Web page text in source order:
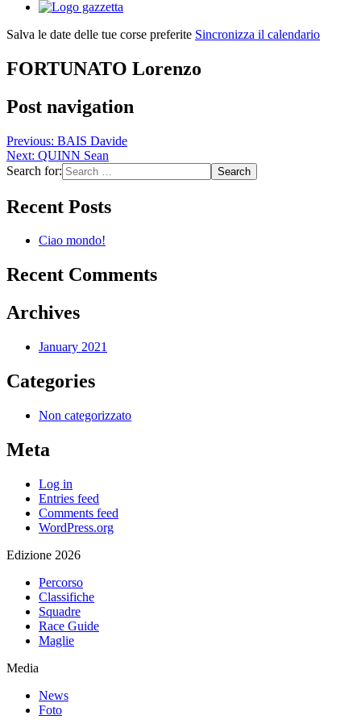
Salva le date delle tue corse preferite Sincronizza il calendario
FORTUNATO Lorenzo
Post navigation
Previous: BAIS Davide
Next: QUINN Sean
Search for:
Recent Posts
Ciao mondo!
Recent Comments
Archives
January 2021
Categories
Non categorizzato
Meta
Log in
Entries feed
Comments feed
WordPress.org
Edizione 2026
Percorso
Classifiche
Squadre
Race Guide
Maglie
Media
News
Foto